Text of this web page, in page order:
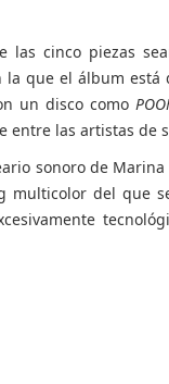
cinco piezas
que el álbum está
un disco como
entre las artistas de
sonoro de
multicolor del que